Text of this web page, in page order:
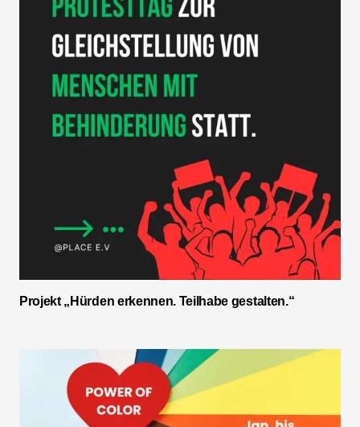
Projekt „Hürden erkennen. Teilhabe gestalten.“